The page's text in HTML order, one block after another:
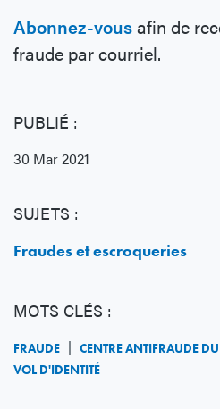
PUBLIÉ :
30 Mar 2021
SUJETS :
Fraudes et escroqueries
MOTS CLÉS :
FRAUDE
CENTRE ANTIFRAUDE
VOL D'IDENTITÉ
Abonnez-vousafin de
fraude par courriel.